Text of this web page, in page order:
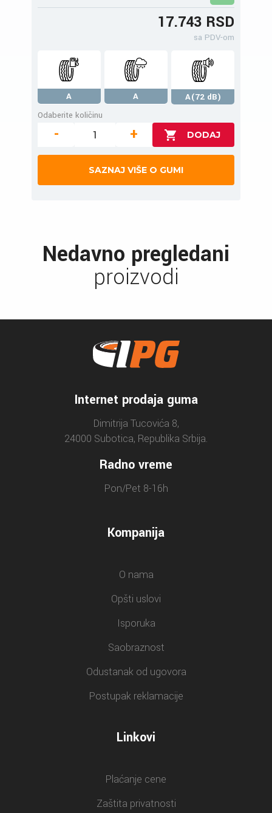
17.743 RSD
sa PDV-om
A A
A(72 dB)
Odaberite količinu
- +
SAZNAJ VIŠE O GUMI
Nedavno pregledani
proizvodi
Internet prodaja guma
Dimitrija Tucovića 8,
24000 Subotica, Republika Srbija.
Radno vreme
Pon/Pet 8-16h
Kompanija
O nama
Opšti uslovi
Isporuka
Saobraznost
Odustanak od ugovora
Postupak reklamacije
Linkovi
Plaćanje cene
Zaštita privatnosti